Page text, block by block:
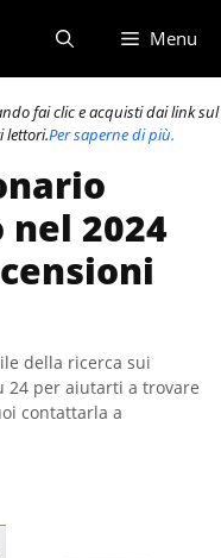
Menu
fai clic e acquisti dai link sul
lettori.Per saperne di più.
2024
della ricerca sui
24 per aiutarti a trovare
contattarla a